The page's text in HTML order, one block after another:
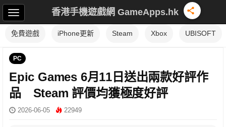
香港手機遊戲網 GameApps.hk
免費遊戲 iPhone更新 Steam Xbox UBISOFT
PC
Epic Games 6月11日送出兩款好評作
品 Steam 評價均獲極度好評
2026-06-05 22949